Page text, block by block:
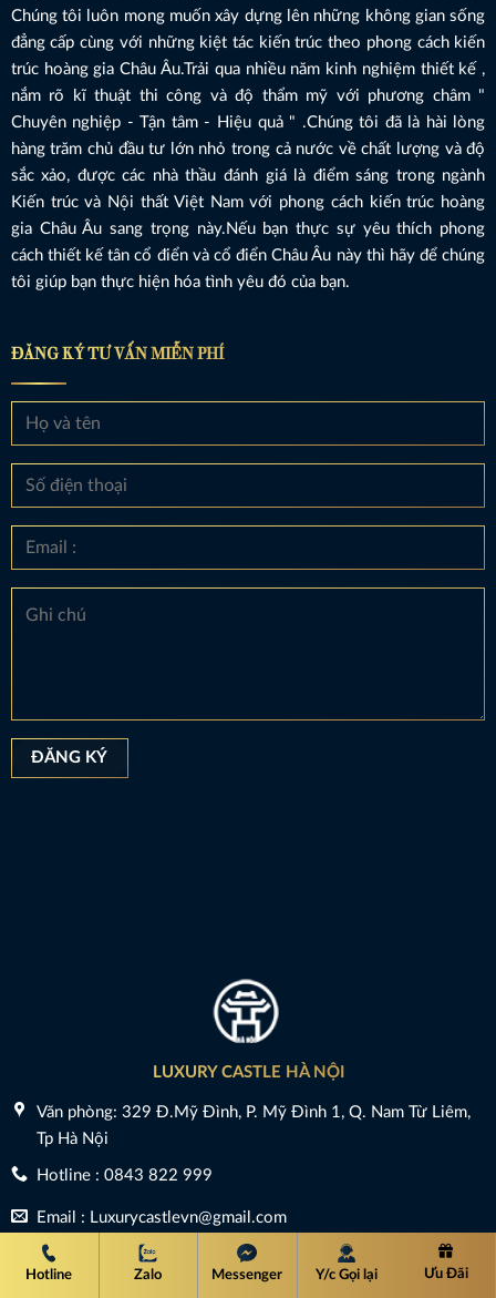
Hotline Zalo Messenger Y/c Gọi lại Ưu Đãi
Chúng tôi luôn mong muốn xây dựng lên những không gian sống
đẳng cấp cùng với những kiệt tác kiến trúc theo phong cách kiến
trúc hoàng gia Châu Âu.Trải qua nhiều năm kinh nghiệm thiết kế ,
nắm rõ kĩ thuật thi công và độ thẩm mỹ với phương châm "
Chuyên nghiệp - Tận tâm - Hiệu quả " .Chúng tôi đã là hài lòng
hàng trăm chủ đầu tư lớn nhỏ trong cả nước về chất lượng và độ
sắc xảo, được các nhà thầu đánh giá là điểm sáng trong ngành
Kiến trúc và Nội thất Việt Nam với phong cách kiến trúc hoàng
gia Châu Âu sang trọng này.Nếu bạn thực sự yêu thích phong
cách thiết kế tân cổ điển và cổ điển Châu Âu này thì hãy để chúng
tôi giúp bạn thực hiện hóa tình yêu đó của bạn.
ĐĂNG KÝ TƯ VẤN MIỄN PHÍ
LUXURY CASTLE HÀ NỘI
Văn phòng: 329 Đ.Mỹ Đình, P. Mỹ Đình 1, Q. Nam Từ Liêm,
Tp Hà Nội
Hotline : 0843 822 999
Email : Luxurycastlevn@gmail.com